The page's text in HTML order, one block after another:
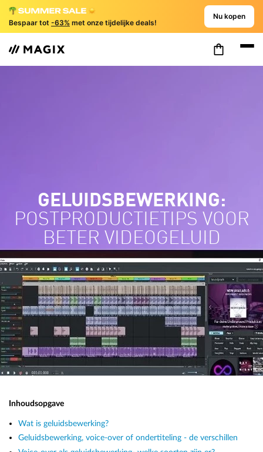
Bespaar tot -63% met onze tijdelijke deals!
Nu kopen
GELUIDSBEWERKING:
POSTPRODUCTIETIPS VOOR
BETER VIDEOGELUID
Inhoudsopgave
Wat is geluidsbewerking?
Geluidsbewerking, voice-over of ondertiteling - de verschillen